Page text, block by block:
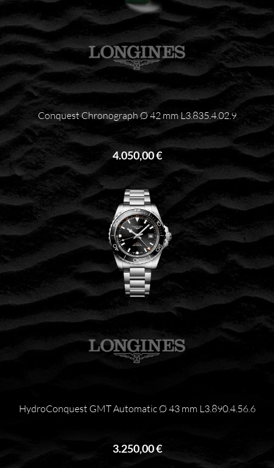
Conquest Chronograph Ø 42 mm L3.835.4.02.9
4.050,00 €
HydroConquest GMT Automatic Ø 43 mm L3.890.4.56.6
3.250,00 €